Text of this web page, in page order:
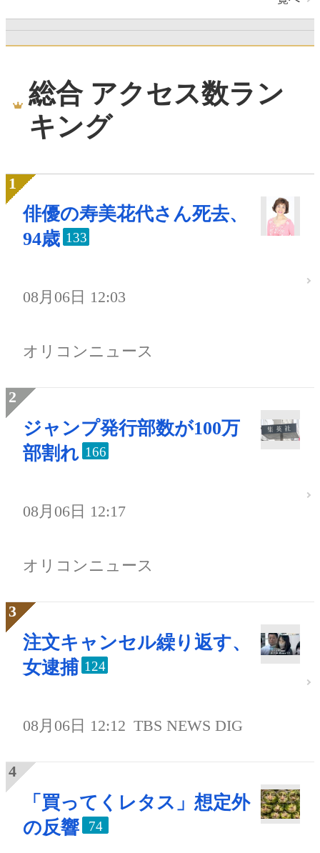
総合 アクセス数ラン
キング
俳優の寿美花代さん死去、
94歳 133
08月06日 12:03
オリコンニュース
ジャンプ発行部数が100万
部割れ 166
08月06日 12:17
オリコンニュース
注文キャンセル繰り返す、
女逮捕 124
08月06日 12:12 TBS NEWS DIG
「買ってくレタス」想定外
の反響
74